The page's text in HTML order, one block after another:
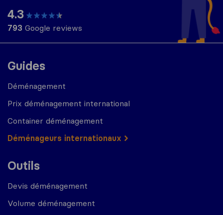
Guides
Déménagement
Prix déménagement international
Container déménagement
Déménageurs internationaux
Outils
Devis déménagement
Volume déménagement
4.3
793 Google reviews